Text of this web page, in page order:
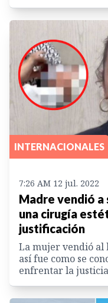
INTERNACIONALES
7:26 AM 12 jul. 2022
Madre vendió a
una cirugía
justificación
La mujer vendió al
así fue como se
enfrentar la justicia